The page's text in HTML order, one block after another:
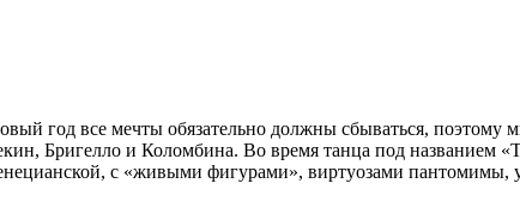
год все мечты обязательно должны сбываться,
Бригелло и Коломбина. Во время танца под названием
с «живыми фигурами», виртуозами